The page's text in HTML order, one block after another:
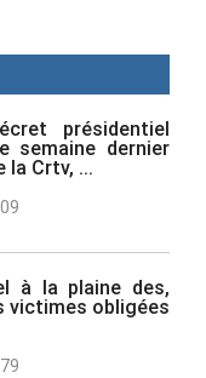
présidentiel
semaine dernier
la Crtv, ...
à la plaine des,
victimes obligées